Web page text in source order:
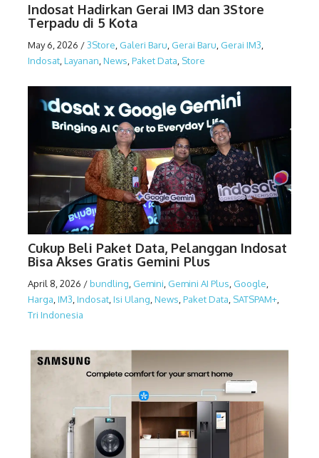
Indosat Hadirkan Gerai IM3 dan 3Store
Terpadu di 5 Kota
May 6, 2026 /3Store Galeri Baru Gerai Baru Gerai IM3
Indosat Layanan News Paket Data Store
Cukup Beli Paket Data, Pelanggan Indosat
Bisa Akses Gratis Gemini Plus
April 8, 2026 /bundling Gemini Gemini AI Plus Google
Harga IM3 Indosat Isi Ulang News Paket Data SATSPAM+
Tri Indonesia